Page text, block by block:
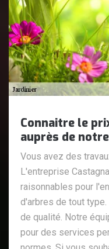
Connaitre le
auprès de
Vous avez des
L'entreprise
raisonnables pour
d'arbres de tout
de qualité. Notre
pour des services